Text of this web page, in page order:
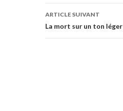
articles
ARTICLE SUIVANT
La mort sur un ton léger